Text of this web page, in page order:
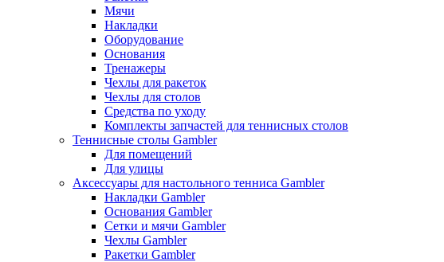
Мячи
Накладки
Оборудование
Основания
Тренажеры
Чехлы для ракеток
Чехлы для столов
Средства по уходу
Комплекты запчастей для теннисных столов
Теннисные столы Gambler
Для помещений
Для улицы
Аксессуары для настольного тенниса Gambler
Накладки Gambler
Основания Gambler
Сетки и мячи Gambler
Чехлы Gambler
Ракетки Gambler